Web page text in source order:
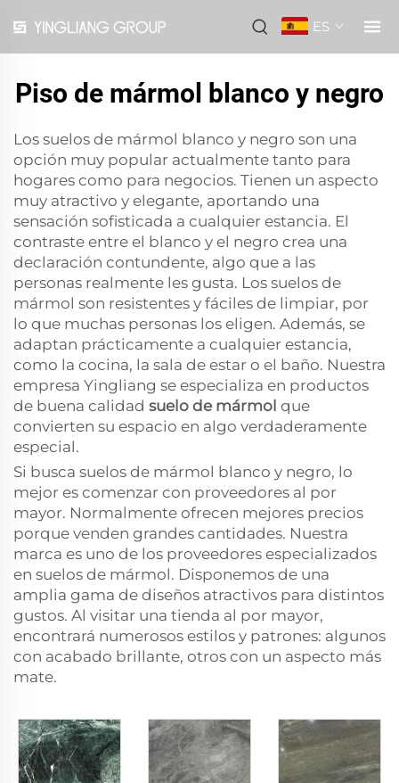
ES
Piso de mármol blanco y negro
Los suelos de mármol blanco y negro son una
opción muy popular actualmente tanto para
hogares como para negocios. Tienen un aspecto
muy atractivo y elegante, aportando una
sensación sofisticada a cualquier estancia. El
contraste entre el blanco y el negro crea una
declaración contundente, algo que a las
personas realmente les gusta. Los suelos de
mármol son resistentes y fáciles de limpiar, por
lo que muchas personas los eligen. Además, se
adaptan prácticamente a cualquier estancia,
como la cocina, la sala de estar o el baño. Nuestra
empresa Yingliang se especializa en productos
de buena calidad suelo de mármol que
convierten su espacio en algo verdaderamente
especial.
Si busca suelos de mármol blanco y negro, lo
mejor es comenzar con proveedores al por
mayor. Normalmente ofrecen mejores precios
porque venden grandes cantidades. Nuestra
marca es uno de los proveedores especializados
en suelos de mármol. Disponemos de una
amplia gama de diseños atractivos para distintos
gustos. Al visitar una tienda al por mayor,
encontrará numerosos estilos y patrones: algunos
con acabado brillante, otros con un aspecto más
mate.